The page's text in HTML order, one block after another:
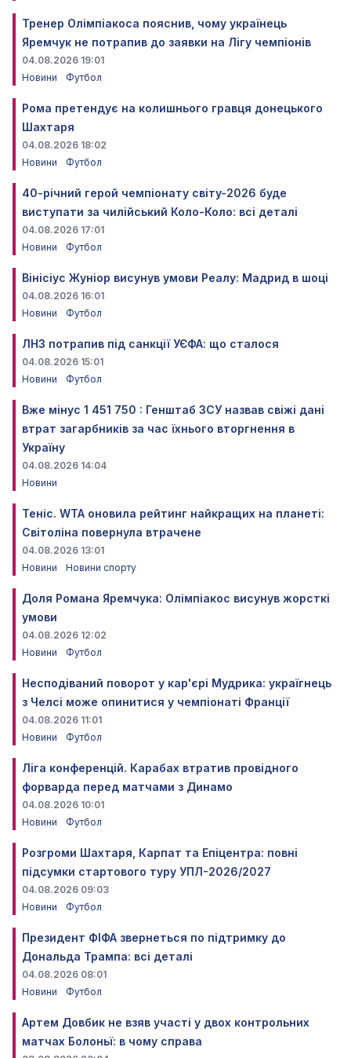
Тренер Олімпіакоса пояснив, чому українець
Яремчук не потрапив до заявки на Лігу чемпіонів
04.08.2026 19:01
Новини
Футбол
Рома претендує на колишнього гравця донецького
Шахтаря
04.08.2026 18:02
Новини
Футбол
40-річний герой чемпіонату світу-2026 буде
виступати за чилійський Коло-Коло: всі деталі
04.08.2026 17:01
Новини
Футбол
Вінісіус Жуніор висунув умови Реалу: Мадрид в шоці
04.08.2026 16:01
Новини
Футбол
ЛНЗ потрапив під санкції УЄФА: що сталося
04.08.2026 15:01
Новини
Футбол
Вже мінус 1 451 750 : Генштаб ЗСУ назвав свіжі дані
втрат загарбників за час їхнього вторгнення в
Україну
04.08.2026 14:04
Новини
Теніс. WTA оновила рейтинг найкращих на планеті:
Світоліна повернула втрачене
04.08.2026 13:01
Новини
Новини спорту
Доля Романа Яремчука: Олімпіакос висунув жорсткі
умови
04.08.2026 12:02
Новини
Футбол
Несподіваний поворот у кар'єрі Мудрика: україгнець
з Челсі може опинитися у чемпіонаті Франції
04.08.2026 11:01
Новини
Футбол
Ліга конференцій. Карабах втратив провідного
форварда перед матчами з Динамо
04.08.2026 10:01
Новини
Футбол
Розгроми Шахтаря, Карпат та Епіцентра: повні
підсумки стартового туру УПЛ-2026/2027
04.08.2026 09:03
Новини
Футбол
Президент ФІФА звернеться по підтримку до
Дональда Трампа: всі деталі
04.08.2026 08:01
Новини
Футбол
Артем Довбик не взяв участі у двох контрольних
матчах Болоньї: в чому справа